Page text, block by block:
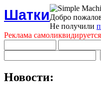
ШаткиДобро
Не получили
Реклама
Новости: